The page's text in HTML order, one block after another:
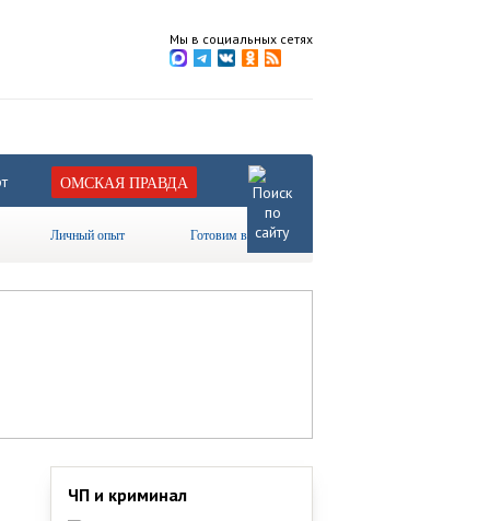
Мы в социальных сетях
ОМСКАЯ ПРАВДА
Личный опыт Готовим вместе
ЧП и криминал